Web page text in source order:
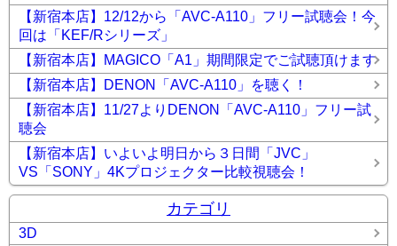
【新宿本店】12/12から「AVC-A110」フリー試聴会！今
回は「KEF/Rシリーズ」
【新宿本店】MAGICO「A1」期間限定でご試聴頂けます
【新宿本店】DENON「AVC-A110」を聴く！
【新宿本店】11/27よりDENON「AVC-A110」フリー試
聴会
【新宿本店】いよいよ明日から３日間「JVC」
VS「SONY」4Kプロジェクター比較視聴会！
カテゴリ
3D